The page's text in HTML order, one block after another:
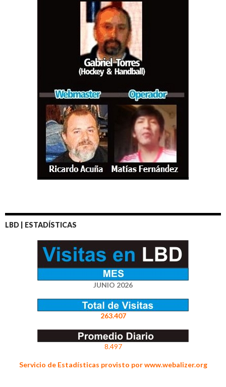
LBD | ESTADÍSTICAS
JUNIO 2026
263.407
8.497
Servicio de Estadísticas provisto por www.webalizer.org